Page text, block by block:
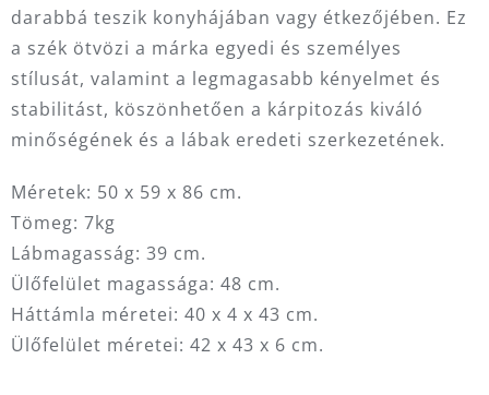
darabbá teszik konyhájában vagy étkezőjében. Ez
a szék ötvözi a márka egyedi és személyes
stílusát, valamint a legmagasabb kényelmet és
stabilitást, köszönhetően a kárpitozás kiváló
minőségének és a lábak eredeti szerkezetének.
Méretek: 50 x 59 x 86 cm.
Tömeg: 7kg
Lábmagasság: 39 cm.
Ülőfelület magassága: 48 cm.
Háttámla méretei: 40 x 4 x 43 cm.
Ülőfelület méretei: 42 x 43 x 6 cm.